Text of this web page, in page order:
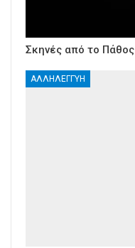
Σκηνές από το Πάθος
ΑΛΛΗΛΕΓΓΎΗ